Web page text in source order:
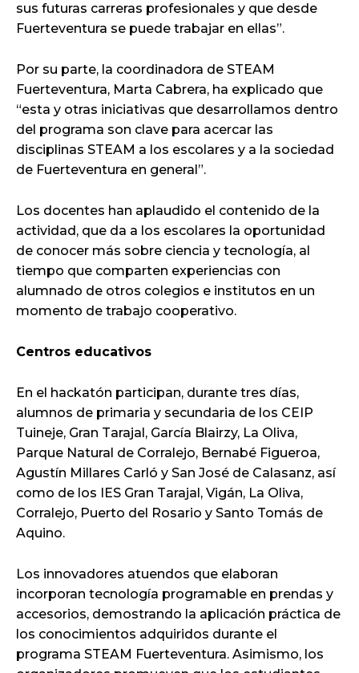
sus futuras carreras profesionales y que desde
Fuerteventura se puede trabajar en ellas”.
Por su parte, la coordinadora de STEAM
Fuerteventura, Marta Cabrera, ha explicado que
“esta y otras iniciativas que desarrollamos dentro
del programa son clave para acercar las
disciplinas STEAM a los escolares y a la sociedad
de Fuerteventura en general”.
Los docentes han aplaudido el contenido de la
actividad, que da a los escolares la oportunidad
de conocer más sobre ciencia y tecnología, al
tiempo que comparten experiencias con
alumnado de otros colegios e institutos en un
momento de trabajo cooperativo.
Centros educativos
En el hackatón participan, durante tres días,
alumnos de primaria y secundaria de los CEIP
Tuineje, Gran Tarajal, García Blairzy, La Oliva,
Parque Natural de Corralejo, Bernabé Figueroa,
Agustín Millares Carló y San José de Calasanz, así
como de los IES Gran Tarajal, Vigán, La Oliva,
Corralejo, Puerto del Rosario y Santo Tomás de
Aquino.
Los innovadores atuendos que elaboran
incorporan tecnología programable en prendas y
accesorios, demostrando la aplicación práctica de
los conocimientos adquiridos durante el
programa STEAM Fuerteventura. Asimismo, los